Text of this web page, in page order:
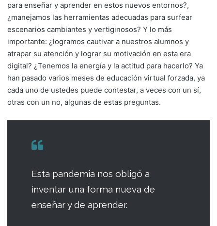
para enseñar y aprender en estos nuevos entornos?,
¿manejamos las herramientas adecuadas para surfear
escenarios cambiantes y vertiginosos? Y lo más
importante: ¿logramos cautivar a nuestros alumnos y
atrapar su atención y lograr su motivación en esta era
digital? ¿Tenemos la energía y la actitud para hacerlo? Ya
han pasado varios meses de educación virtual forzada, ya
cada uno de ustedes puede contestar, a veces con un sí,
otras con un no, algunas de estas preguntas.
Esta pandemia nos obligó a
inventar una forma nueva de
enseñar y de aprender.